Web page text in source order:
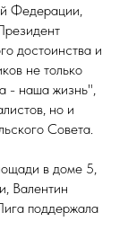
Федерации,
достоинства и
не только
- наша жизнь",
но и
Совета.
в доме 5,
Валентин
поддержала